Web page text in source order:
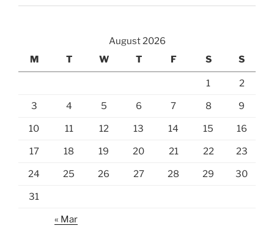
August 2026
M
T W T F S S
1 2
3 4 5 6 7 8 9
10 11 12 13 14 15 16
17 18 19 20 21 22 23
24 25 26 27 28 29 30
31
« Mar